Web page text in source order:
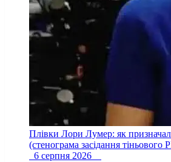
Плівки Лори Лумер: як
(стенограма засідання
6 серпня 2026